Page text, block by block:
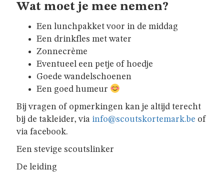
GEWEUNE
WITJE
UNIFORM
HET
LOKAAL
GESCHIEDENIS
Wat moet je mee nemen?
Een lunchpakket voor in de middag
Een drinkfles met water
Zonnecrème
Eventueel een petje of hoedje
Goede wandelschoenen
Een goed humeur
Bij vragen of opmerkingen kan je altijd terecht
bij de takleider, via info@scoutskortemark.be of
via facebook.
Een stevige scoutslinker
De leiding